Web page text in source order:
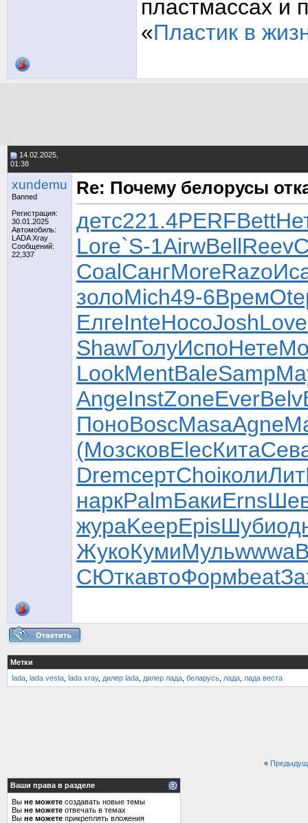
пластмассах и
«Пластик в
14.02.2025,
01:38
xundemu
Banned
Регистрация:
30.01.2025
Автомобиль:
LADA Xray
Сообщений:
22,337
Re: Почему белорусы
детс221.4PERFBett
Lore`S-1AirwBellReev
CoalСангMoreRazo
золоMich49-6Врем
ЕлгеInteНосоJoshLove
ShawГолуИспоНете
LookMentBaleSamp
AngeInstZoneEverBelv
ПоноBoscMasaAgne
(МозсковElecКита
DremсертChoiколи
наркPalmБакиErns
жураKeepEpisШуби
ЖукоКумиМульwwwa
СЮткавтоФормbeat
Метки
lada lada vesta lada xray, дилер lada дилер лада беларусь лада лада веста
«
Ваши права в разделе
Вы не можете создавать новые темы
Вы не можете отвечать в темах
Вы не можете прикреплять вложения